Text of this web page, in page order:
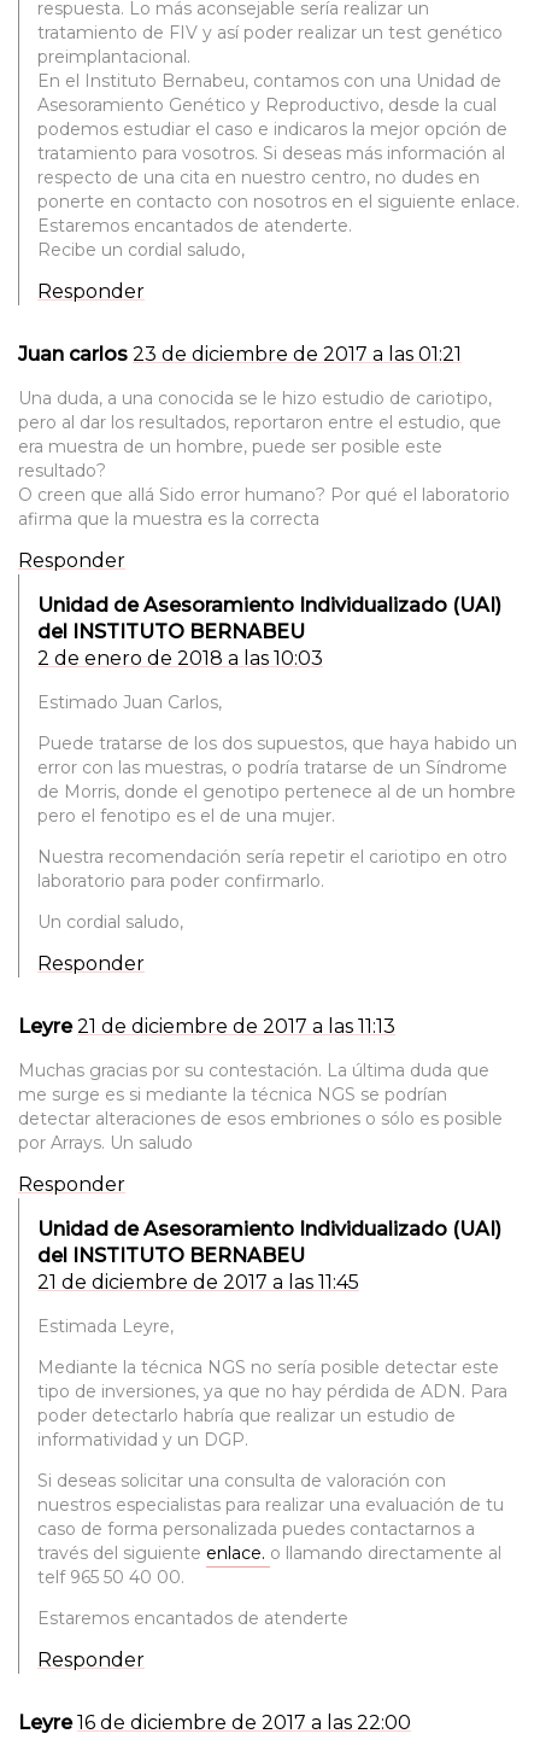
respuesta. Lo más aconsejable sería realizar un
tratamiento de FIV y así poder realizar un test genético
preimplantacional.
En el Instituto Bernabeu, contamos con una Unidad de
Asesoramiento Genético y Reproductivo, desde la cual
podemos estudiar el caso e indicaros la mejor opción de
tratamiento para vosotros. Si deseas más información al
respecto de una cita en nuestro centro, no dudes en
ponerte en contacto con nosotros en el siguiente enlace.
Estaremos encantados de atenderte.
Recibe un cordial saludo,
Responder
Juan carlos 23 de diciembre de 2017 a las 01:21
Una duda, a una conocida se le hizo estudio de cariotipo,
pero al dar los resultados, reportaron entre el estudio, que
era muestra de un hombre, puede ser posible este
resultado?
O creen que allá Sido error humano? Por qué el laboratorio
afirma que la muestra es la correcta
Responder
Unidad de Asesoramiento Individualizado (UAI)
del INSTITUTO BERNABEU
2 de enero de 2018 a las 10:03
Estimado Juan Carlos,
Puede tratarse de los dos supuestos, que haya habido un
error con las muestras, o podría tratarse de un Síndrome
de Morris, donde el genotipo pertenece al de un hombre
pero el fenotipo es el de una mujer.
Nuestra recomendación sería repetir el cariotipo en otro
laboratorio para poder confirmarlo.
Un cordial saludo,
Responder
Leyre 21 de diciembre de 2017 a las 11:13
Muchas gracias por su contestación. La última duda que
me surge es si mediante la técnica NGS se podrían
detectar alteraciones de esos embriones o sólo es posible
por Arrays. Un saludo
Responder
Unidad de Asesoramiento Individualizado (UAI)
del INSTITUTO BERNABEU
21 de diciembre de 2017 a las 11:45
Estimada Leyre,
Mediante la técnica NGS no sería posible detectar este
tipo de inversiones, ya que no hay pérdida de ADN. Para
poder detectarlo habría que realizar un estudio de
informatividad y un DGP.
Si deseas solicitar una consulta de valoración con
nuestros especialistas para realizar una evaluación de tu
caso de forma personalizada puedes contactarnos a
través del siguiente enlace. o llamando directamente al
telf 965 50 40 00.
Estaremos encantados de atenderte
Responder
Leyre 16 de diciembre de 2017 a las 22:00